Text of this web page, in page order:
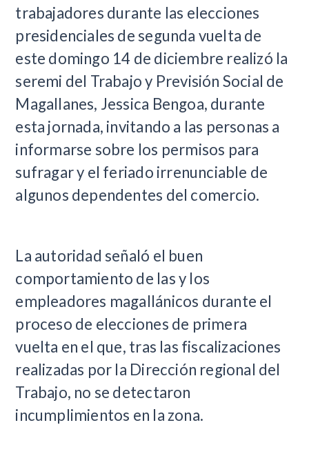
trabajadores durante las elecciones
presidenciales de segunda vuelta de
este domingo 14 de diciembre realizó la
seremi del Trabajo y Previsión Social de
Magallanes, Jessica Bengoa, durante
esta jornada, invitando a las personas a
informarse sobre los permisos para
sufragar y el feriado irrenunciable de
algunos dependentes del comercio.
La autoridad señaló el buen
comportamiento de las y los
empleadores magallánicos durante el
proceso de elecciones de primera
vuelta en el que, tras las fiscalizaciones
realizadas por la Dirección regional del
Trabajo, no se detectaron
incumplimientos en la zona.